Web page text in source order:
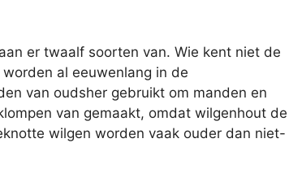
er twaalf soorten van. Wie kent niet de
al eeuwenlang in de
van oudsher gebruikt om manden en
van gemaakt, omdat wilgenhout de
wilgen worden vaak ouder dan niet-